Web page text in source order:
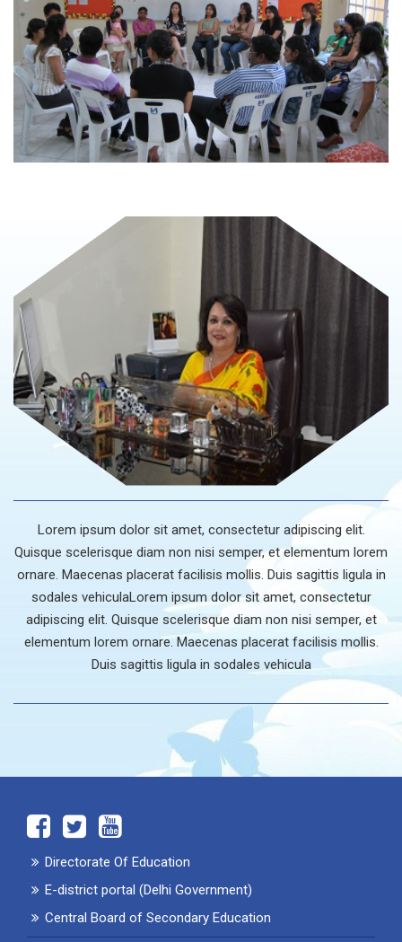
Lorem ipsum dolor sit amet, consectetur adipiscing elit.
Quisque scelerisque diam non nisi semper, et elementum lorem
ornare. Maecenas placerat facilisis mollis. Duis sagittis ligula in
sodales vehiculaLorem ipsum dolor sit amet, consectetur
adipiscing elit. Quisque scelerisque diam non nisi semper, et
elementum lorem ornare. Maecenas placerat facilisis mollis.
Duis sagittis ligula in sodales vehicula
Directorate Of Education
E-district portal (Delhi Government)
Central Board of Secondary Education